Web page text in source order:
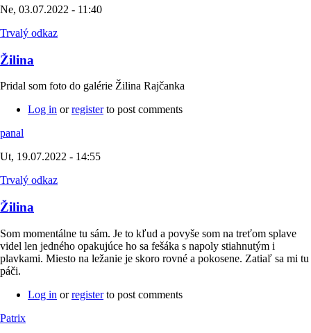
Ne, 03.07.2022 - 11:40
Trvalý odkaz
Žilina
Pridal som foto do galérie Žilina Rajčanka
Log in orregisterto post comments
panal
Ut, 19.07.2022 - 14:55
Trvalý odkaz
Žilina
Som momentálne tu sám. Je to kľud a povyše som na treťom splave
videl len jedného opakujúce ho sa fešáka s napoly stiahnutým i
plavkami. Miesto na ležanie je skoro rovné a pokosene. Zatiaľ sa mi tu
páči.
Log in orregisterto post comments
Patrix